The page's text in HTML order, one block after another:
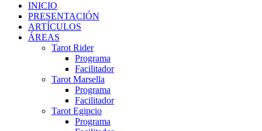
INICIO
PRESENTACIÓN
ARTÍCULOS
ÁREAS
Tarot Rider
Programa
Facilitador
Tarot Marsella
Programa
Facilitador
Tarot Egipcio
Programa